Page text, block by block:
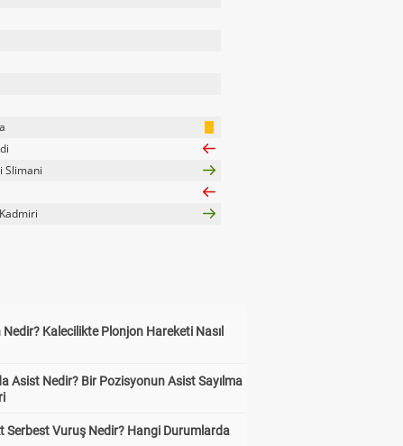
Slimani
Kalecilikte Plonjon Hareketi Nasıl
Asist Nedir? Bir Pozisyonun Asist Sayılma
Serbest Vuruş Nedir? Hangi Durumlarda